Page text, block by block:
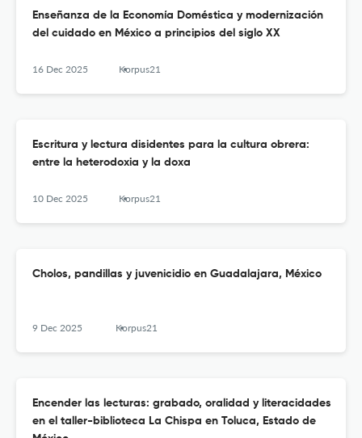
Enseñanza de la Economía Doméstica y modernización
del cuidado en México a principios del siglo XX
16 Dec 2025 Korpus21
Escritura y lectura disidentes para la cultura obrera:
entre la heterodoxia y la doxa
10 Dec 2025 Korpus21
Cholos, pandillas y juvenicidio en Guadalajara, México
9 Dec 2025 Korpus21
Encender las lecturas: grabado, oralidad y literacidades
en el taller-biblioteca La Chispa en Toluca, Estado de